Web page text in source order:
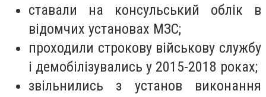
ставали на консульський облік в
відомчих установах МЗС;
проходили строкову військову службу
і демобілізувались у 2015-2018 роках;
звільнились з установ виконання